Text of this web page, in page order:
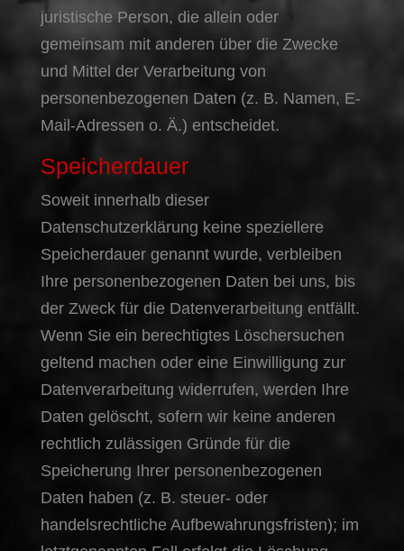
juristische Person, die allein oder
gemeinsam mit anderen über die Zwecke
und Mittel der Verarbeitung von
personenbezogenen Daten (z. B. Namen, E-
Mail-Adressen o. Ä.) entscheidet.
Speicherdauer
Soweit innerhalb dieser
Datenschutzerklärung keine speziellere
Speicherdauer genannt wurde, verbleiben
Ihre personenbezogenen Daten bei uns, bis
der Zweck für die Datenverarbeitung entfällt.
Wenn Sie ein berechtigtes Löschersuchen
geltend machen oder eine Einwilligung zur
Datenverarbeitung widerrufen, werden Ihre
Daten gelöscht, sofern wir keine anderen
rechtlich zulässigen Gründe für die
Speicherung Ihrer personenbezogenen
Daten haben (z. B. steuer- oder
handelsrechtliche Aufbewahrungsfristen); im